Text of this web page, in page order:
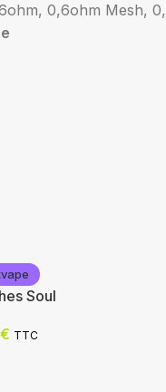
0,6ohm Mesh,
Soul
€ TTC